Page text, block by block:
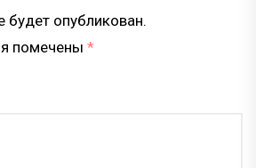
опубликован.
помечены *